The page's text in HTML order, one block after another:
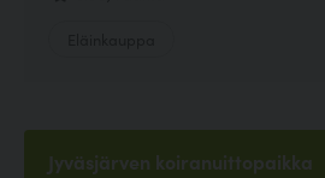
Jyväsjärven koiranuittopaikka